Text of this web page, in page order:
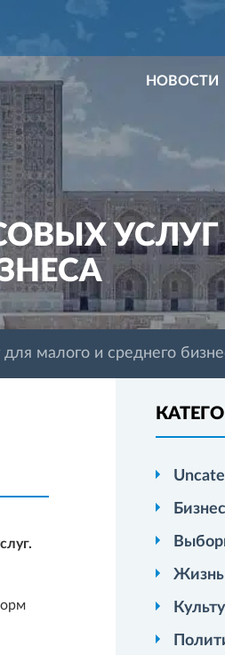
НОВОСТИ
малого и среднего
Бизнес
Жизнь